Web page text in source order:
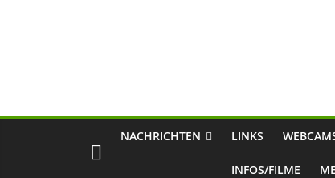
NACHRICHTEN LINKS
INFOS/FILME